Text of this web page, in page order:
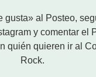
al Posteo,
y comentar el
quién quieren ir al
Rock.